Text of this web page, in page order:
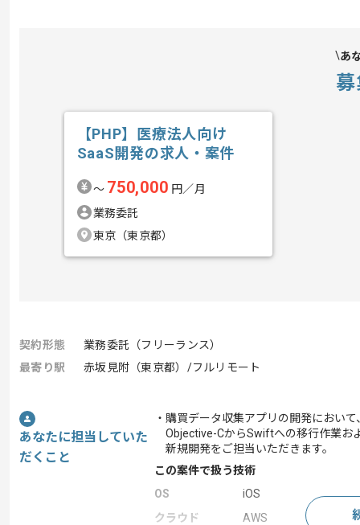
あ
【PHP】医療法人向け
SaaS開発の求人・案件
〜 750,000 円／月
業務委託
東京（東京都）
契約形態
業務委託（フリーランス）
最寄り駅
赤坂見附（東京都）/フルリモート
あなたに担当していた
だくこと
・購買データ収集アプリの開発において
Objective-CからSwiftへの移行作業お
新規開発をご担当いただきます。
この案件で扱う技術
OS
iOS
クラウド
AWS